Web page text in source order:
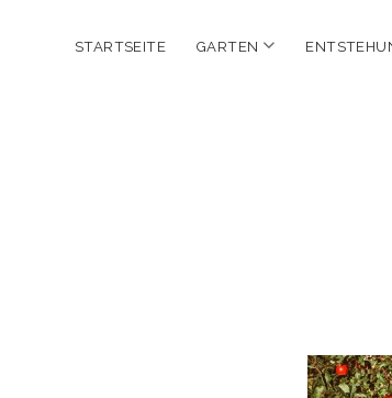
STARTSEITE GARTEN Menu